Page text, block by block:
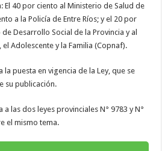
El 40 por ciento al Ministerio de Salud de
a la Policía de Entre Ríos; y el 20 por
Desarrollo Social de la Provincia y al
Adolescente y la Familia (Copnaf).
puesta en vigencia de la Ley, que se
su publicación.
las dos leyes provinciales N° 9783 y N°
el mismo tema.